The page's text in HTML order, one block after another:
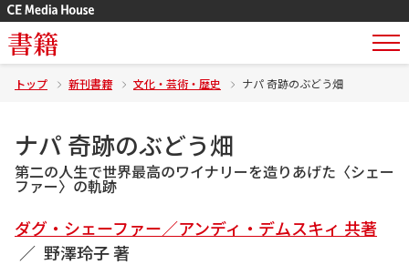
書籍
トップ 新刊書籍 文化・芸術・歴史 ナパ 奇跡のぶどう畑
ナパ 奇跡のぶどう畑
第二の人生で世界最高のワイナリーを造りあげた〈シェー
ファー〉の軌跡
ダグ・シェーファー／アンディ・デムスキィ 共著
野澤玲子 著